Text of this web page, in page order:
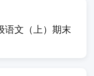
语文（上）期末